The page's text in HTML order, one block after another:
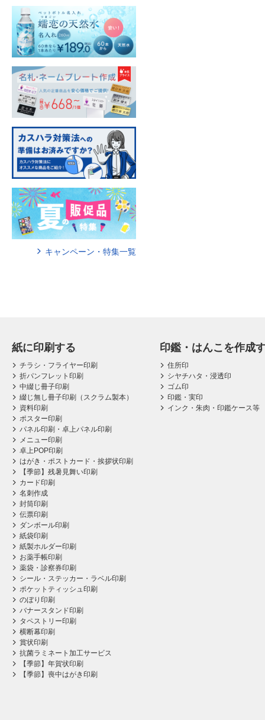
キャンペーン・特集一覧
紙に印刷する
チラシ・フライヤー印刷
折パンフレット印刷
中綴じ冊子印刷
綴じ無し冊子印刷（スクラム製本）
資料印刷
ポスター印刷
パネル印刷・卓上パネル印刷
メニュー印刷
卓上POP印刷
はがき・ポストカード・挨拶状印刷
【季節】残暑見舞い印刷
カード印刷
名刺作成
封筒印刷
伝票印刷
ダンボール印刷
紙袋印刷
紙製ホルダー印刷
お薬手帳印刷
薬袋・診察券印刷
シール・ステッカー・ラベル印刷
ポケットティッシュ印刷
のぼり印刷
バナースタンド印刷
タペストリー印刷
横断幕印刷
賞状印刷
抗菌ラミネート加工サービス
【季節】年賀状印刷
【季節】喪中はがき印刷
印鑑・はんこを作成
住所印
シヤチハタ・浸透印
ゴム印
印鑑・実印
インク・朱肉・印鑑ケース等